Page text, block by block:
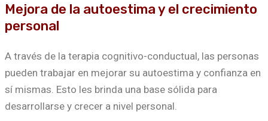
Mejora de la autoestima y el crecimiento
personal
A través de la terapia cognitivo-conductual, las personas
pueden trabajar en mejorar su autoestima y confianza en
sí mismas. Esto les brinda una base sólida para
desarrollarse y crecer a nivel personal.